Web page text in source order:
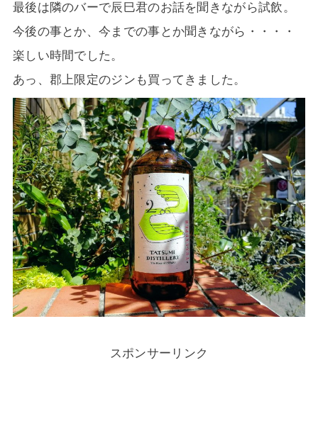
最後は隣のバーで辰巳君のお話を聞きながら試飲。
今後の事とか、今までの事とか聞きながら・・・・
楽しい時間でした。
あっ、郡上限定のジンも買ってきました。
スポンサーリンク